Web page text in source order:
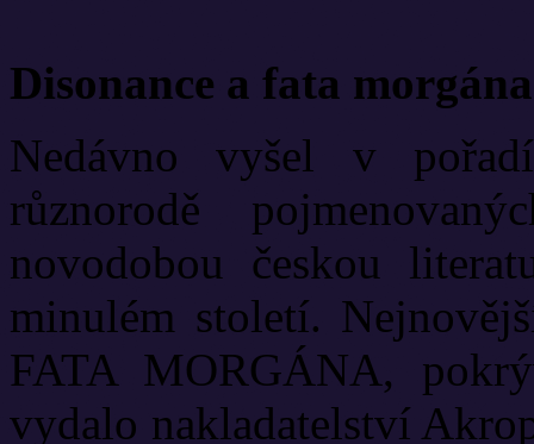
Disonance a fata morgána
Nedávno vyšel v
různorodě
novodobou českou
minulém století.
FATA MORGÁNA,
vydalo nakladatelství